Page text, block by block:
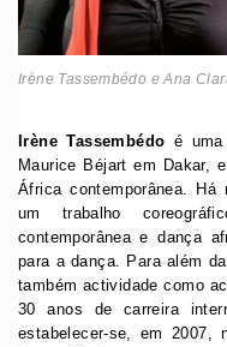
Irène Tassembédo e Ana
Irène Tassembédo é uma
Maurice Béjart em Dakar,
África contemporânea.
um trabalho
contemporânea e dança
para a dança. Para além
também actividade como
30 anos de carreira
estabelecer-se, em 2007,